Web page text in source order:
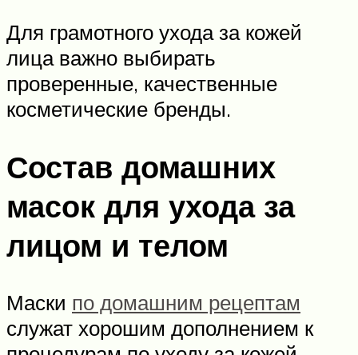
Для грамотного ухода за кожей
лица важно выбирать
проверенные, качественные
косметические бренды.
Состав домашних
масок для ухода за
лицом и телом
Маски по домашним рецептам
служат хорошим дополнением к